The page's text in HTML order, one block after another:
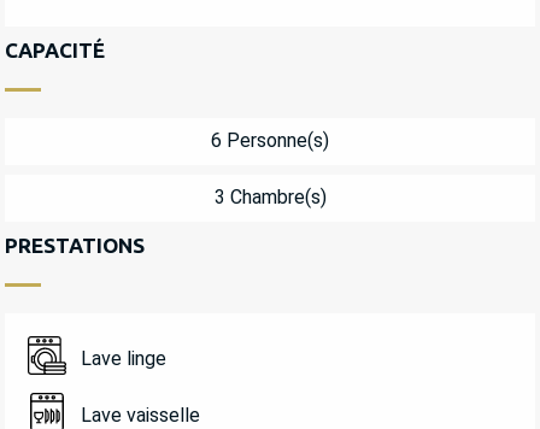
CAPACITÉ
6 Personne(s)
3 Chambre(s)
PRESTATIONS
Lave linge
Lave vaisselle